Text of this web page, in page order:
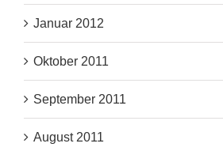
Januar 2012
Oktober 2011
September 2011
August 2011